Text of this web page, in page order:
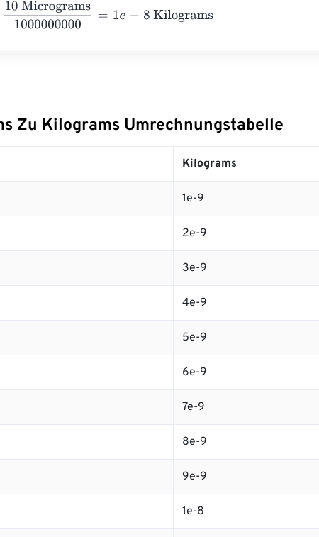
Micrograms1000000000 -8 Kilograms
Zu Kilograms Umrechnungstabelle
Kilograms
1e-9
2e-9
3e-9
4e-9
5e-9
6e-9
7e-9
8e-9
9e-9
1e-8